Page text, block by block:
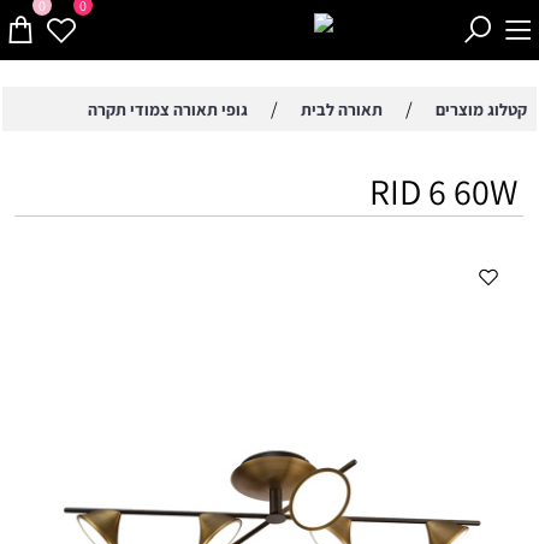
0 0
קטלוג מוצרים / תאורה לבית / גופי תאורה צמודי תקרה
RID 6 60W